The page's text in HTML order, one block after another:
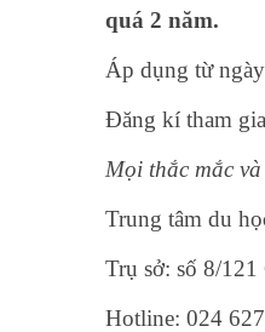
quá 2 năm.
Áp dụng từ
Đăng kí tham
Mọi thắc mắc
Trung tâm du
Trụ sở: số 8/
Hotline: 024